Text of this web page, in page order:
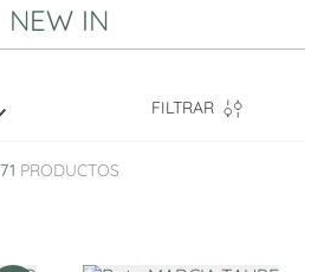
NEW IN
FILTRAR
71 PRODUCTOS